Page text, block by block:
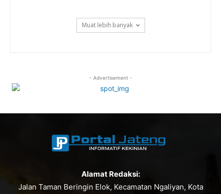
Muat lebih banyak
- Advertisement -
Alamat Redaksi:
Jalan Taman Beringin Elok, Kecamatan Ngaliyan, Kota